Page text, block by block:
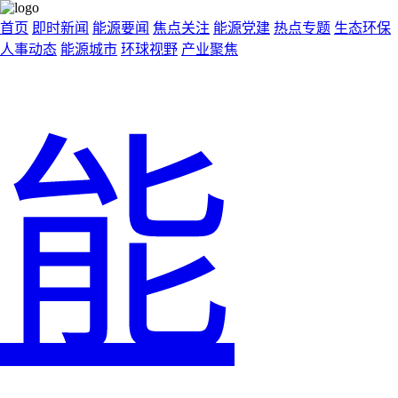
首页 即时新闻 能源要闻 焦点关注 能源党建 热点专题 生态环保
人事动态 能源城市 环球视野 产业聚焦
能